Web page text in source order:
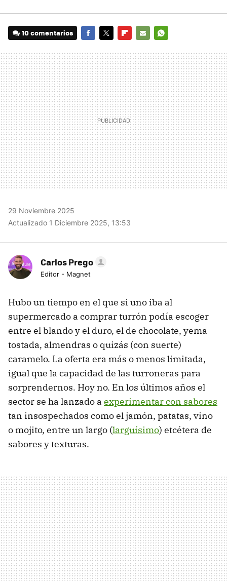
10 comentarios
MAIL
29 Noviembre 2025
Actualizado 1 Diciembre 2025, 13:53
Carlos Prego
Editor - Magnet
Hubo un tiempo en el que si uno iba al
supermercado a comprar turrón podía escoger
entre el blando y el duro, el de chocolate, yema
tostada, almendras o quizás (con suerte)
caramelo. La oferta era más o menos limitada,
igual que la capacidad de las turroneras para
sorprendernos. Hoy no. En los últimos años el
sector se ha lanzado a experimentar con sabores
tan insospechados como el jamón, patatas, vino
o mojito, entre un largo (larguísimo) etcétera de
sabores y texturas.